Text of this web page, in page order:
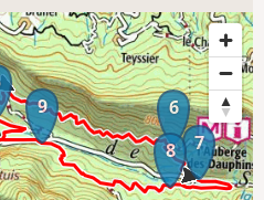
6
7
8
9